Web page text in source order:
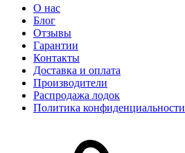
О нас
Блог
Отзывы
Гарантии
Контакты
Доставка и оплата
Производители
Распродажа лодок
Политика конфиденциальности